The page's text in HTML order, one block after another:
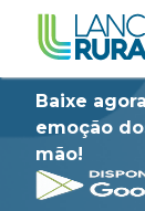
Baixe
emoção
mão!